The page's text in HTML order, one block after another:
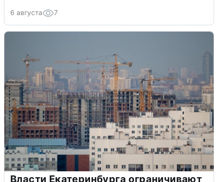
6 августа 7
Власти Екатеринбурга ограничивают